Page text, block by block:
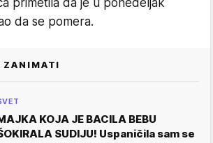
primetila da je u ponedeljak
da se pomera.
ZANIMATI
KOJA JE BACILA BEBU
SUDIJU! Uspaničila sam se